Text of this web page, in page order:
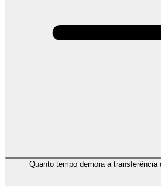
Quanto tempo demora a transferência